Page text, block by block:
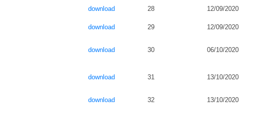
download 28 12/09/2020
download
29 12/09/2020
download 30 06/10/2020
download 31 13/10/2020
download 32 13/10/2020